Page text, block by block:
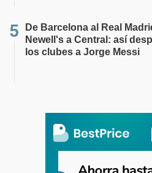
De Barcelona al Real
Newell's a Central: así
los clubes a Jorge Messi